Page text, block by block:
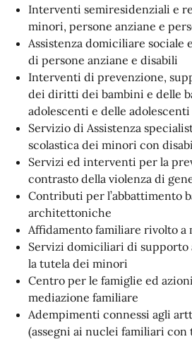
⁠Interventi semiresidenziali e
minori, persone anziane e
Assistenza domiciliare sociale
di persone anziane e disabili
Interventi di prevenzione,
dei diritti dei bambini e delle
adolescenti e delle adolescenti
Servizio di Assistenza
scolastica dei minori con
Servizi ed interventi per la
contrasto della violenza di
Contributi per l’abbattimento
architettoniche
Affidamento familiare rivolto a
Servizi domiciliari di supporto
la tutela dei minori
Centro per le famiglie ed
mediazione familiare
Adempimenti connessi agli
(assegni ai nuclei familiari